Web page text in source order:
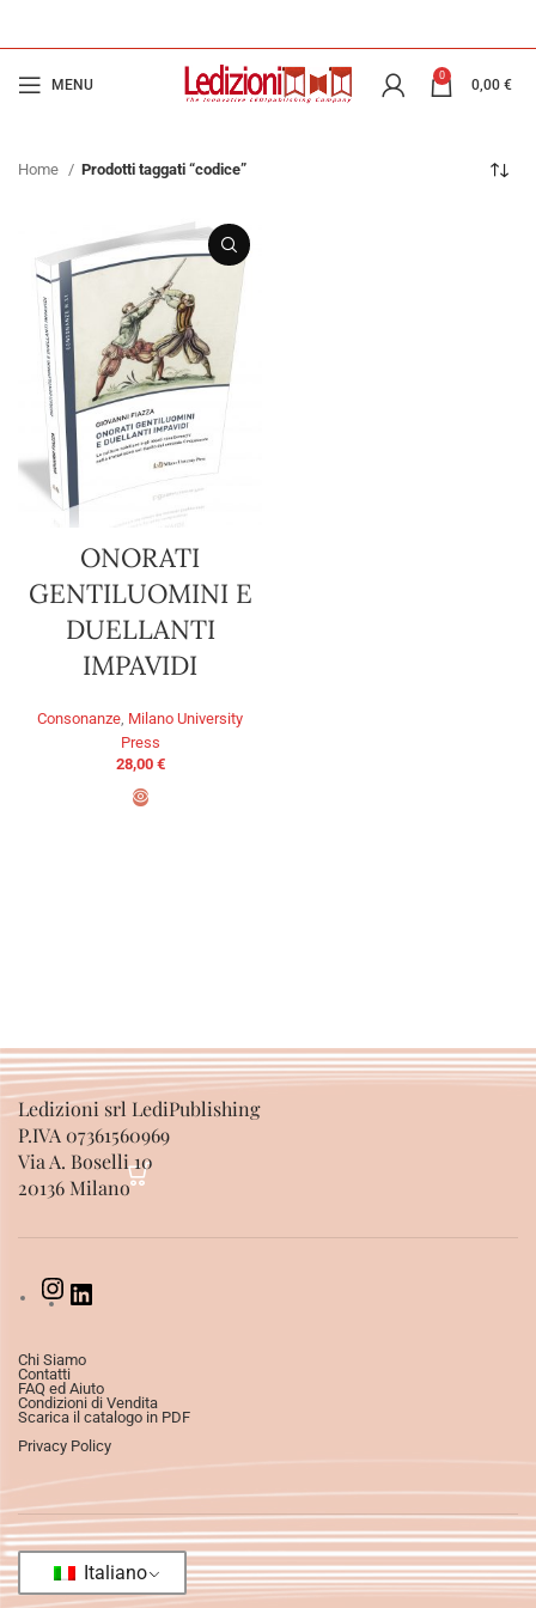
MENU
0
0,00 €
Home Prodotti taggati “codice”
ONORATI
GENTILUOMINI E
DUELLANTI
IMPAVIDI
Consonanze Milano University
Press
28,00 €
Ledizioni srl LediPublishing
P.IVA 07361560969
Via A. Boselli 10
20136 Milano
Chi Siamo
Contatti
FAQ ed Aiuto
Condizioni di Vendita
Scarica il catalogo in PDF
Privacy Policy
Italiano